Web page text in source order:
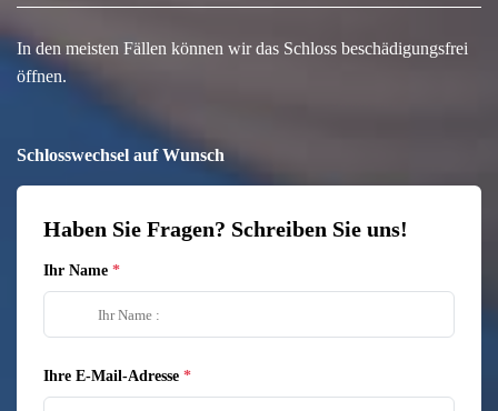
In den meisten Fällen können wir das Schloss beschädigungsfrei
öffnen.
Schlosswechsel auf Wunsch
Haben Sie Fragen? Schreiben Sie uns!
Ihr Name
Ihre E-Mail-Adresse